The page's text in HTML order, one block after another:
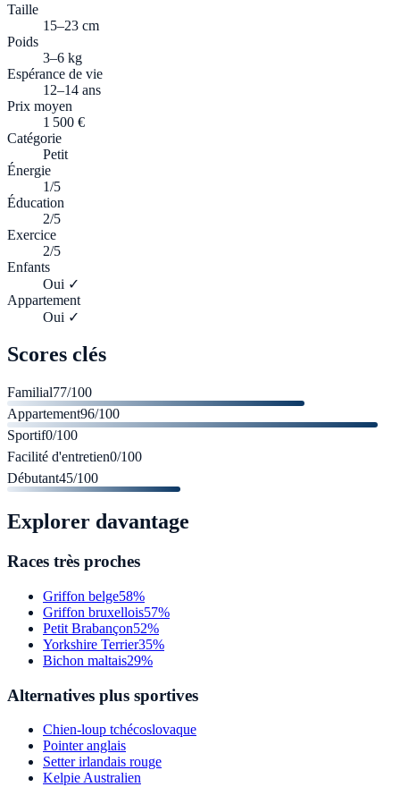
Taille
15–23 cm
Poids
3–6 kg
Espérance de vie
12–14 ans
Prix moyen
1 500 €
Catégorie
Petit
Énergie
1/5
Éducation
2/5
Exercice
2/5
Enfants
Oui ✓
Appartement
Oui ✓
Scores clés
Familial77/100
Appartement96/100
Sportif0/100
Facilité d'entretien0/100
Débutant45/100
Explorer davantage
Races très proches
Griffon belge58%
Griffon bruxellois57%
Petit Brabançon52%
Yorkshire Terrier35%
Bichon maltais29%
Alternatives plus sportives
Chien-loup tchécoslovaque
Pointer anglais
Setter irlandais rouge
Kelpie Australien